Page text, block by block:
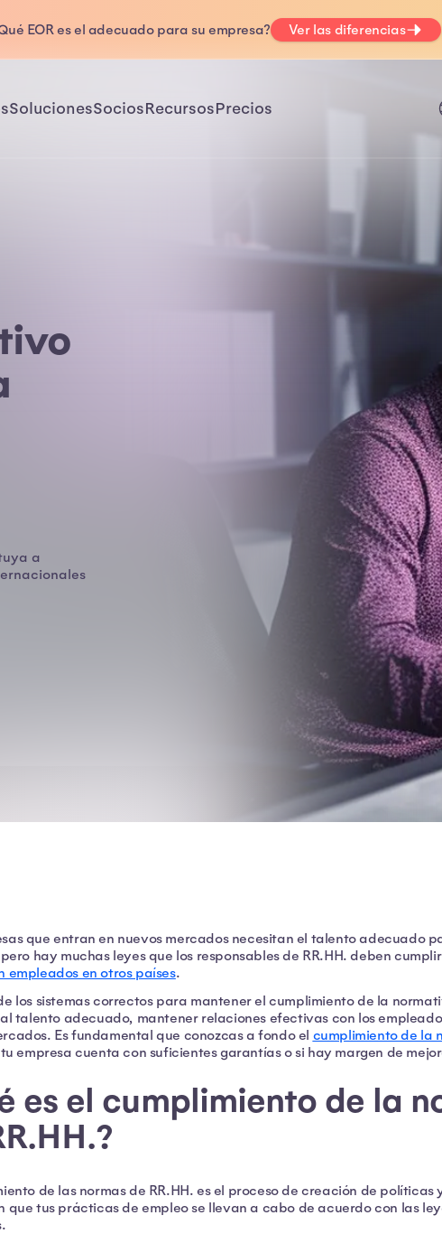
EOR es el adecuado para su empresa? Ver las diferencias
SolucionesSociosRecursosPrecios
a
que entran en nuevos mercados necesitan el talento adecuado
hay muchas leyes que los responsables de RR.HH. deben
empleados en otros países.
los sistemas correctos para mantener el cumplimiento de la
talento adecuado, mantener relaciones efectivas con los
Es fundamental que conozcas a fondo el cumplimiento de la
empresa cuenta con suficientes garantías o si hay margen de
es el cumplimiento de la
de las normas de RR.HH. es el proceso de creación de políticas
que tus prácticas de empleo se llevan a cabo de acuerdo con las